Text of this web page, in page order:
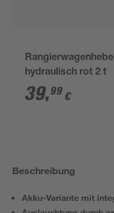
hydraulisch rot 2 t
39,99 €
Beschreibung
Akku-Variante mit